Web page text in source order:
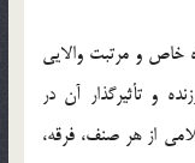
و مرتبت والايي
و تأثيرگذار آن در
از هر صنف، فرقه،